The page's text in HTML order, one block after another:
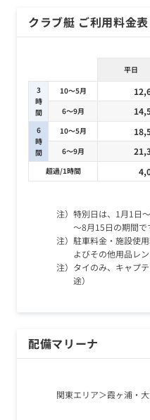
クラブ艇 ご利用料金表
平日
3
時
間
10～5月
6～9月
6
時
間
10～5月
6～9月
超過/1時間
注）特別日は、1月1日
～8月15日の期間で
注）駐車料金・施設使
よびその他用品レ
注）タイのみ、キャプ
途）
配備マリーナ
関東エリア 霞ヶ浦・